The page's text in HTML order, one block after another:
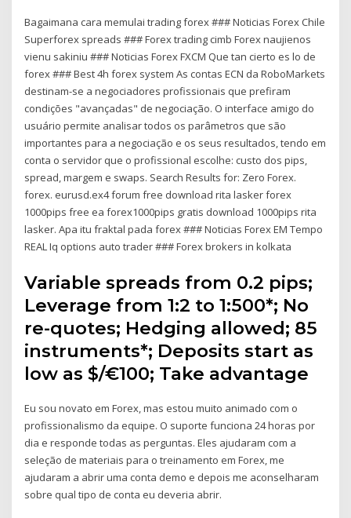
Bagaimana cara memulai trading forex ### Noticias Forex Chile
Superforex spreads ### Forex trading cimb Forex naujienos
vienu sakiniu ### Noticias Forex FXCM Que tan cierto es lo de
forex ### Best 4h forex system As contas ECN da RoboMarkets
destinam-se a negociadores profissionais que prefiram
condições "avançadas" de negociação. O interface amigo do
usuário permite analisar todos os parâmetros que são
importantes para a negociação e os seus resultados, tendo em
conta o servidor que o profissional escolhe: custo dos pips,
spread, margem e swaps. Search Results for: Zero Forex.
forex. eurusd.ex4 forum free download rita lasker forex
1000pips free ea forex1000pips gratis download 1000pips rita
lasker. Apa itu fraktal pada forex ### Noticias Forex EM Tempo
REAL Iq options auto trader ### Forex brokers in kolkata
Variable spreads from 0.2 pips;
Leverage from 1:2 to 1:500*; No
re-quotes; Hedging allowed; 85
instruments*; Deposits start as
low as $/€100; Take advantage
Eu sou novato em Forex, mas estou muito animado com o
profissionalismo da equipe. O suporte funciona 24 horas por
dia e responde todas as perguntas. Eles ajudaram com a
seleção de materiais para o treinamento em Forex, me
ajudaram a abrir uma conta demo e depois me aconselharam
sobre qual tipo de conta eu deveria abrir.